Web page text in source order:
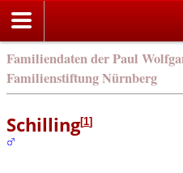
Familiendaten der Paul
Familienstiftung Nürnberg
Schilling[1]